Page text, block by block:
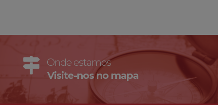
Onde estamos
Visite-nos no mapa